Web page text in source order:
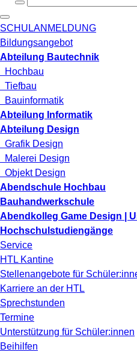
SCHULANMELDUNG
Bildungsangebot
Abteilung Bautechnik
Hochbau
Tiefbau
Bauinformatik
Abteilung Informatik
Abteilung Design
Grafik Design
Malerei Design
Objekt Design
Abendschule Hochbau
Bauhandwerkschule
Abendkolleg Game Design |
Hochschulstudiengänge
Service
HTL Kantine
Stellenangebote für
Karriere an der HTL
Sprechstunden
Termine
Unterstützung für Schüler:innen
Beihilfen